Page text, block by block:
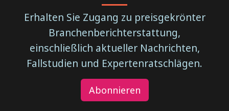
Erhalten Sie Zugang zu preisgekrönter
Branchenberichterstattung,
einschließlich aktueller Nachrichten,
Fallstudien und Expertenratschlägen.
Abonnieren